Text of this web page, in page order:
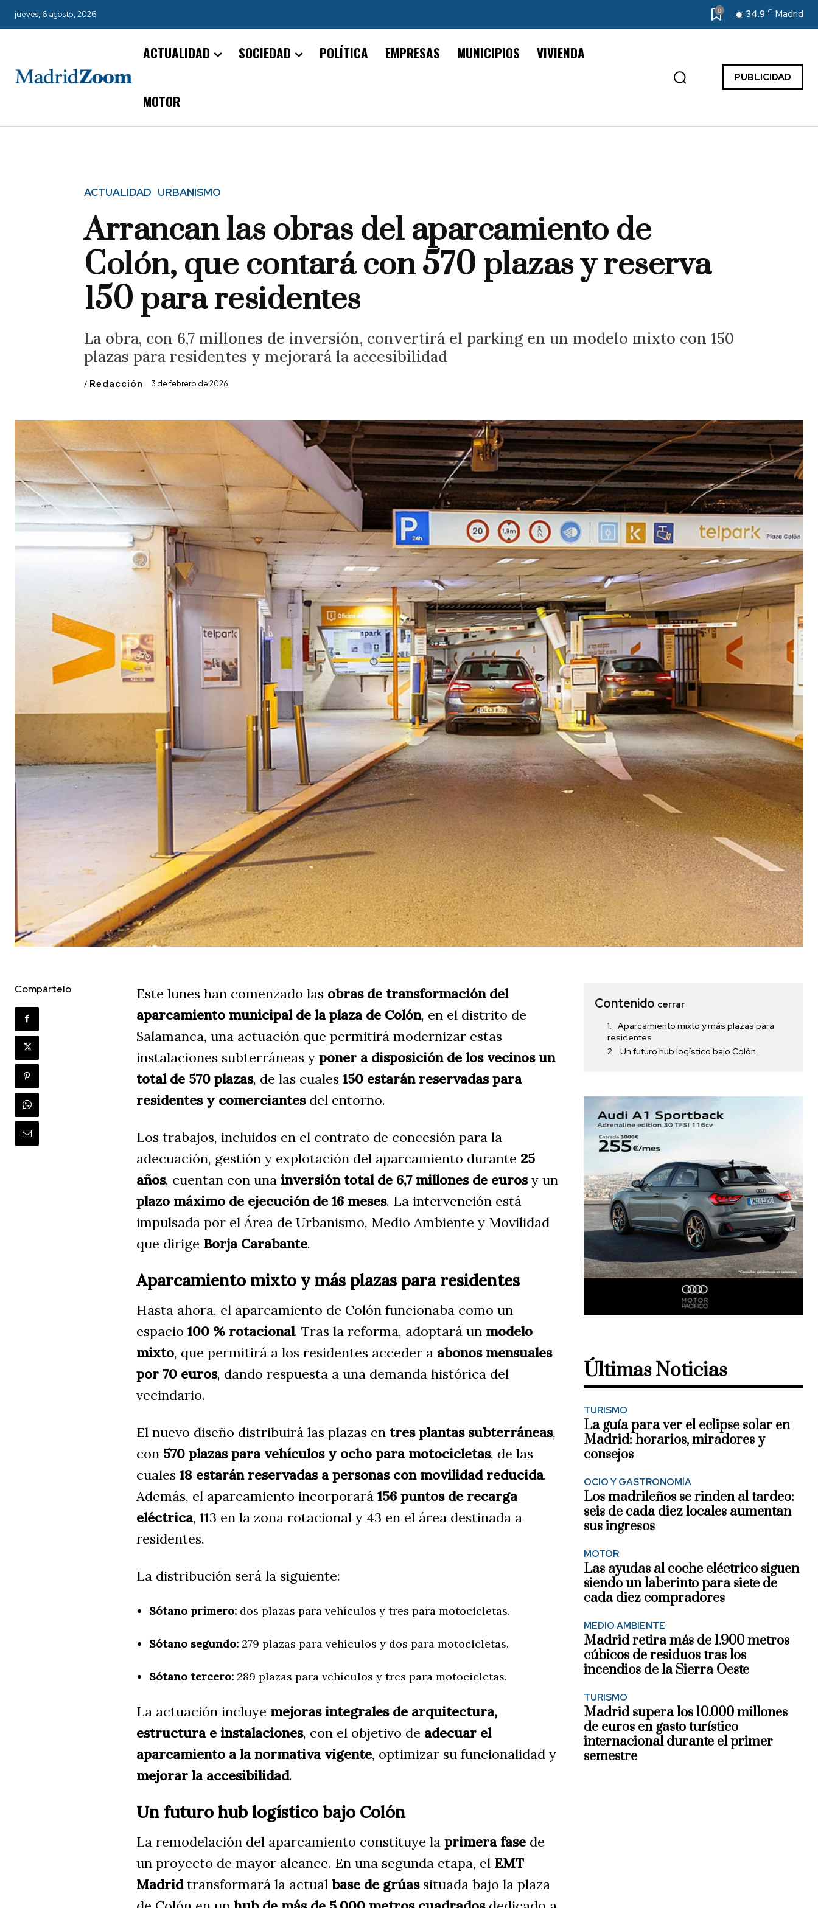
jueves, 6 agosto, 2026 0 34.9 C Madrid
ACTUALIDAD SOCIEDAD POLÍTICA EMPRESAS MUNICIPIOS VIVIENDA
MOTOR
PUBLICIDAD
ACTUALIDAD URBANISMO
Arrancan las obras del aparcamiento de
Colón, que contará con 570 plazas y reserva
150 para residentes
La obra, con 6,7 millones de inversión, convertirá el parking en un modelo mixto con 150
plazas para residentes y mejorará la accesibilidad
/ Redacción 3 de febrero de 2026
Compártelo Este lunes han comenzado las obras de transformación del
aparcamiento municipal de la plaza de Colón, en el distrito de
Salamanca, una actuación que permitirá modernizar estas
instalaciones subterráneas yponer a disposición de los vecinos un
total de 570 plazas, de las cuales150 estarán reservadas para
residentes y comerciantesdel entorno.
Los trabajos, incluidos en el contrato de concesión para la
adecuación, gestión y explotación del aparcamiento durante 25
años, cuentan con unainversión total de 6,7 millones de eurosy un
plazo máximo de ejecución de 16 meses. La intervención está
impulsada por el Área de Urbanismo, Medio Ambiente y Movilidad
que dirige Borja Carabante.
Aparcamiento mixto y más plazas para residentes
Hasta ahora, el aparcamiento de Colón funcionaba como un
espacio100 % rotacional. Tras la reforma, adoptará un modelo
mixto, que permitirá a los residentes acceder a abonos mensuales
por 70 euros, dando respuesta a una demanda histórica del
vecindario.
El nuevo diseño distribuirá las plazas en tres plantas subterráneas,
con 570 plazas para vehículos y ocho para motocicletas, de las
cuales18 estarán reservadas a personas con movilidad reducida.
Además, el aparcamiento incorporará156 puntos de recarga
eléctrica, 113 en la zona rotacional y 43 en el área destinada a
residentes.
La distribución será la siguiente:
Sótano primero: dos plazas para vehículos y tres para motocicletas.
Sótano segundo: 279 plazas para vehículos y dos para motocicletas.
Sótano tercero: 289 plazas para vehículos y tres para motocicletas.
La actuación incluye mejoras integrales de arquitectura,
estructura e instalaciones, con el objetivo de adecuar el
aparcamiento a la normativa vigente, optimizar su funcionalidad y
mejorar la accesibilidad.
Un futuro hub logístico bajo Colón
La remodelación del aparcamiento constituye laprimera fase de
un proyecto de mayor alcance. En una segunda etapa, el EMT
Madridtransformará la actualbase de grúassituada bajo la plaza
Contenido cerrar
Aparcamiento mixto y más plazas para
residentes
Un futuro hub logístico bajo Colón
Últimas Noticias
TURISMO
La guía para ver el eclipse solar en
Madrid: horarios, miradores y
consejos
OCIO Y GASTRONOMÍA
Los madrileños se rinden al tardeo:
seis de cada diez locales aumentan
sus ingresos
MOTOR
Las ayudas al coche eléctrico siguen
siendo un laberinto para siete de
cada diez compradores
MEDIO AMBIENTE
Madrid retira más de 1.900 metros
cúbicos de residuos tras los
incendios de la Sierra Oeste
TURISMO
Madrid supera los 10.000 millones
de euros en gasto turístico
internacional durante el primer
semestre